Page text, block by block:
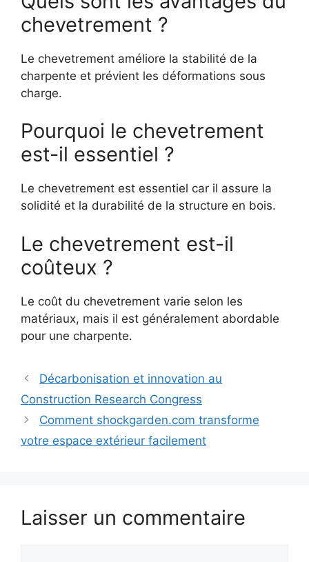
chevetrement ?
Le chevetrement améliore la stabilité de la
charpente et prévient les déformations sous
charge.
Pourquoi le chevetrement
est-il essentiel ?
Le chevetrement est essentiel car il assure la
solidité et la durabilité de la structure en bois.
Le chevetrement est-il
coûteux ?
Le coût du chevetrement varie selon les
matériaux, mais il est généralement abordable
pour une charpente.
Décarbonisation et innovation au
Construction Research Congress
Comment shockgarden.com transforme
votre espace extérieur facilement
Laisser un commentaire